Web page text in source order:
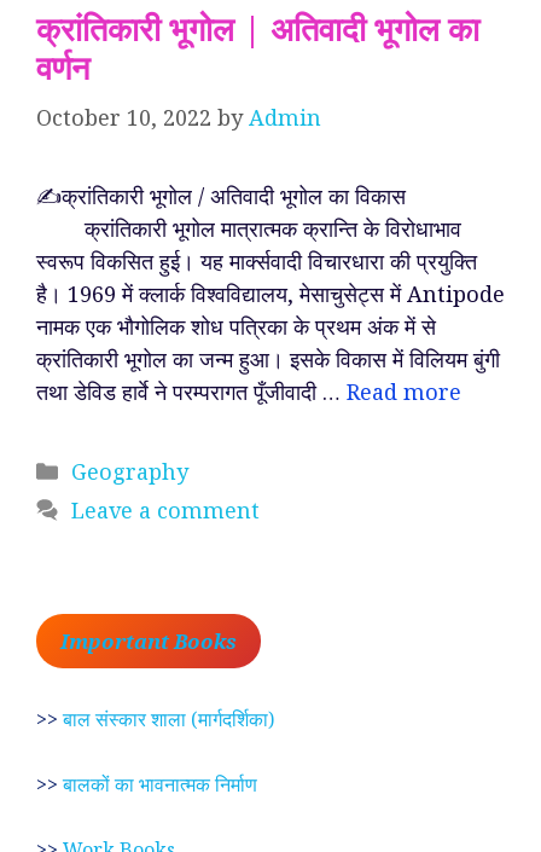
क्रांतिकारी भूगोल | अतिवादी भूगोल का
वर्णन
October 10, 2022 byAdmin
✍️क्रांतिकारी भूगोल / अतिवादी भूगोल का विकास
क्रांतिकारी भूगोल मात्रात्मक क्रान्ति के विरोधाभाव
स्वरूप विकसित हुई। यह मार्क्सवादी विचारधारा की प्रयुक्ति
है। 1969 में क्लार्क विश्वविद्यालय, मेसाचुसेट्स में Antipode
नामक एक भौगोलिक शोध पत्रिका के प्रथम अंक में से
क्रांतिकारी भूगोल का जन्म हुआ। इसके विकास में विलियम बुंगी
तथा डेविड हार्वे ने परम्परागत पूँजीवादी … Read more
Categories
Geography
Leave a comment
Important Books
>>बाल संस्कार शाला (मार्गदर्शिका)
>>बालकों का भावनात्मक निर्माण